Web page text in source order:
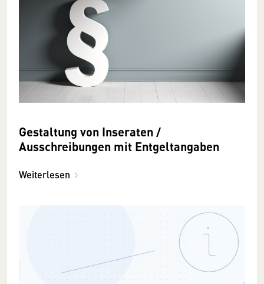
Gestaltung von Inseraten /
Ausschreibungen mit Entgeltangaben
Weiterlesen